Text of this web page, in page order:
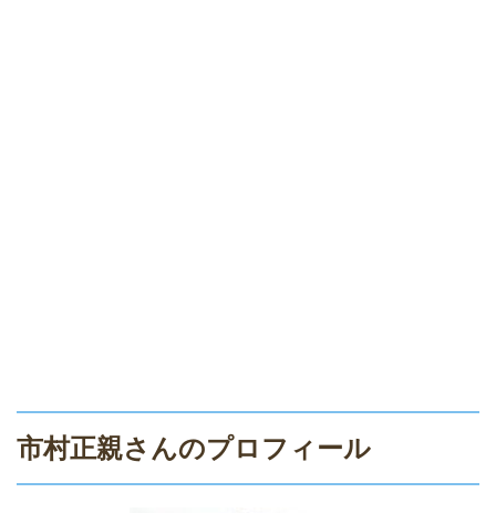
市村正親さんのプロフィール